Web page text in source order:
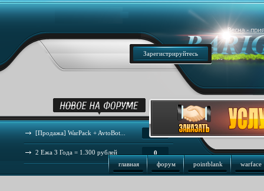
Зарегистрируйтесь
44
[Продажа] WarPack + AvtoBot...
0
2 Ежа 3 Года = 1.300 рублей
главная
форум pointblank warface